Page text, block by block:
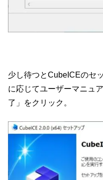
少し待つとCubeICEのセ
に応じてユーザーマニュ
了」をクリック。